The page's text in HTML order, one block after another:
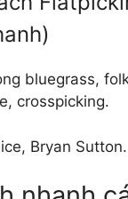
bluegrass,
crosspicking.
Bryan Sutton.